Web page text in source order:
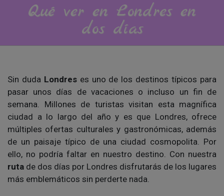
Qué ver en Londres en
dos días
Sin duda Londreses uno de los destinos típicos para
pasar unos días de vacaciones o incluso un fin de
semana. Millones de turistas visitan esta magnífica
ciudad a lo largo del año y es que Londres, ofrece
múltiples ofertas culturales y gastronómicas, además
de un paisaje típico de una ciudad cosmopolita. Por
ello, no podría faltar en nuestro destino. Con nuestra
ruta de dos días por Londres disfrutarás de los lugares
más emblemáticos sin perderte nada.